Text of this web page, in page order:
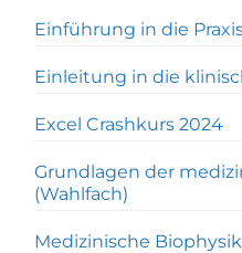
Einführung in die
Einleitung in die
Excel Crashkurs 2024
Grundlagen der
(Wahlfach)
Medizinische Biophysik